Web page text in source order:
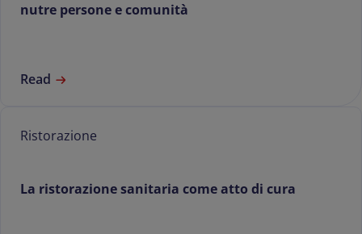
nutre persone e comunità
Read
Ristorazione
La ristorazione sanitaria come atto di cura